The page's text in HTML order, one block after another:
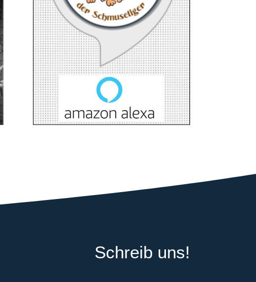
Schreib uns!